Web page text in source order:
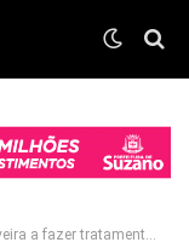
tratamento fora da prisão